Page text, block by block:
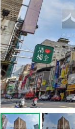
2026年5月區業績TOP2